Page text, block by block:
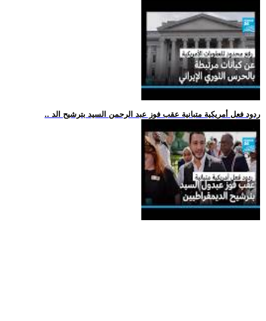
.. ردود فعل أمريكية متبانية عقب فوز عبد الرحمن السيد بترشيح الد